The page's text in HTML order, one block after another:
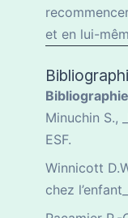
et en lui-
Minuchin S.,
ESF.
Winnicott
chez